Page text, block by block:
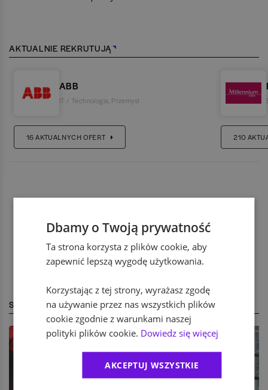
AKTUALNIE REKRUTUJĄ
ABB
IT / Technologia Przemysł
16AKTUALNYCH OFERT 210
STREFA EKSPERTA
Dbamy o Twoją prywatność
Ta strona korzysta z plików cookie, aby
zapewnić lepszą wygodę użytkowania.
Korzystając z tej strony, wyrażasz zgodę
na używanie przez nas wszystkich plików
cookie zgodnie z warunkami naszej
polityki plików cookie. Dowiedz się więcej
AKCEPTUJ WSZYSTKIE